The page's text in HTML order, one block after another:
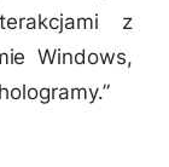
z
Windows,